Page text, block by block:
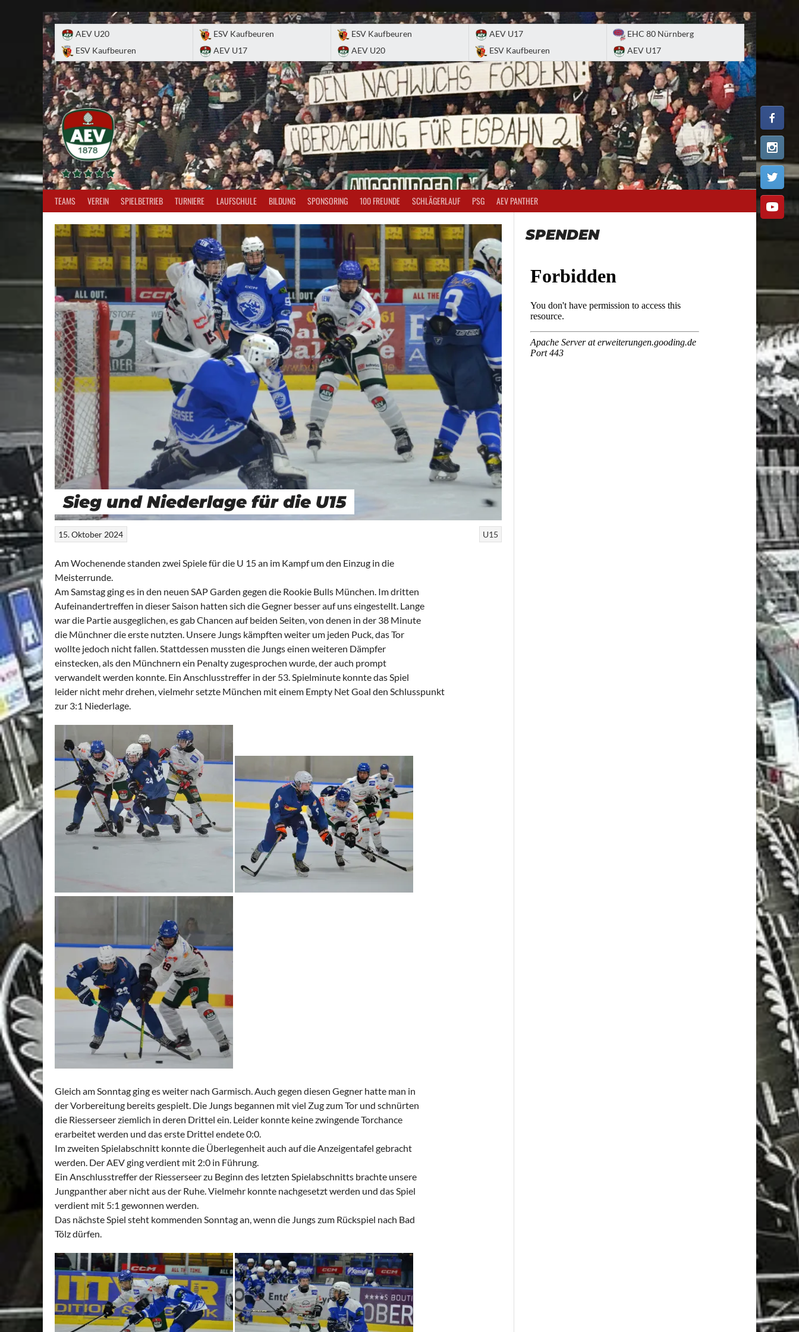
AEV U20
ESV Kaufbeuren
ESV Kaufbeuren
AEV U17
ESV Kaufbeuren
AEV U20
AEV U17
ESV Kaufbeuren
EHC 80 Nürnberg
AEV U17
TEAMS VEREIN SPIELBETRIEB TURNIERE LAUFSCHULE BILDUNG SPONSORING 100 FREUNDE SCHLÄGERLAUF PSG AEV PANTHER
Sieg und Niederlage für die U15
U15
15. Oktober 2024
Am Wochenende standen zwei Spiele für die U 15 an im Kampf um den Einzug in die
Meisterrunde.
Am Samstag ging es in den neuen SAP Garden gegen die Rookie Bulls München. Im dritten
Aufeinandertreffen in dieser Saison hatten sich die Gegner besser auf uns eingestellt. Lange
war die Partie ausgeglichen, es gab Chancen auf beiden Seiten, von denen in der 38 Minute
die Münchner die erste nutzten. Unsere Jungs kämpften weiter um jeden Puck, das Tor
wollte jedoch nicht fallen. Stattdessen mussten die Jungs einen weiteren Dämpfer
einstecken, als den Münchnern ein Penalty zugesprochen wurde, der auch prompt
verwandelt werden konnte. Ein Anschlusstreffer in der 53. Spielminute konnte das Spiel
leider nicht mehr drehen, vielmehr setzte München mit einem Empty Net Goal den Schlusspunkt
zur 3:1 Niederlage.
Gleich am Sonntag ging es weiter nach Garmisch. Auch gegen diesen Gegner hatte man in
der Vorbereitung bereits gespielt. Die Jungs begannen mit viel Zug zum Tor und schnürten
die Riesserseer ziemlich in deren Drittel ein. Leider konnte keine zwingende Torchance
erarbeitet werden und das erste Drittel endete 0:0.
Im zweiten Spielabschnitt konnte die Überlegenheit auch auf die Anzeigentafel gebracht
werden. Der AEV ging verdient mit 2:0 in Führung.
Ein Anschlusstreffer der Riesserseer zu Beginn des letzten Spielabschnitts brachte unsere
Jungpanther aber nicht aus der Ruhe. Vielmehr konnte nachgesetzt werden und das Spiel
verdient mit 5:1 gewonnen werden.
Das nächste Spiel steht kommenden Sonntag an, wenn die Jungs zum Rückspiel nach Bad
Tölz dürfen.
SPENDEN